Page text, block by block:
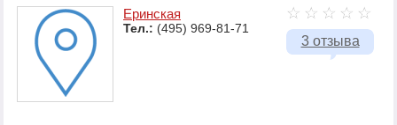
3 отзыва
Еринская
Тел.: (495) 969-81-71